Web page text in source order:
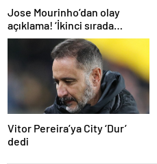
Jose Mourinho’dan olay
açıklama! ‘İkinci sırada
bitireceğiz’
Vitor Pereira’ya City ‘Dur’
dedi